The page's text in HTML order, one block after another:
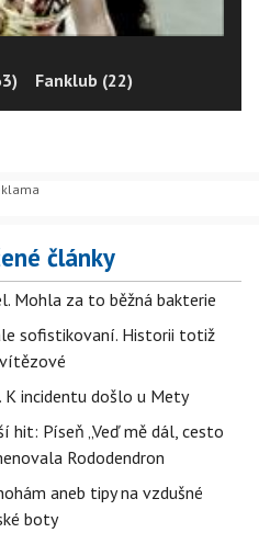
Fanklub (22)
články
Mohla za to běžná bakterie
sofistikovaní. Historii totiž
incidentu došlo u Mety
hit: Píseň „Veď mě dál, cesto
Rododendron
aneb tipy na vzdušné
boty